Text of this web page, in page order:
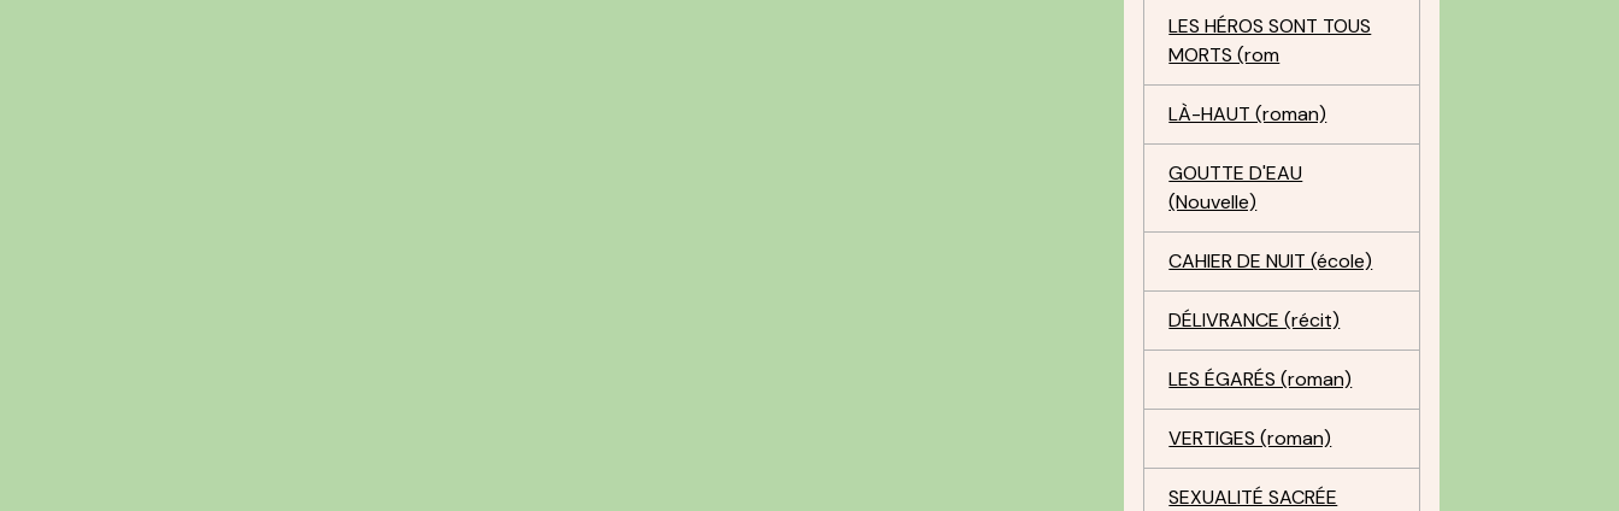
LES HÉROS SONT TOUS
MORTS (rom
LÀ-HAUT (roman)
GOUTTE D'EAU
(Nouvelle)
CAHIER DE NUIT (école)
DÉLIVRANCE (récit)
LES ÉGARÉS (roman)
VERTIGES (roman)
SEXUALITÉ SACRÉE